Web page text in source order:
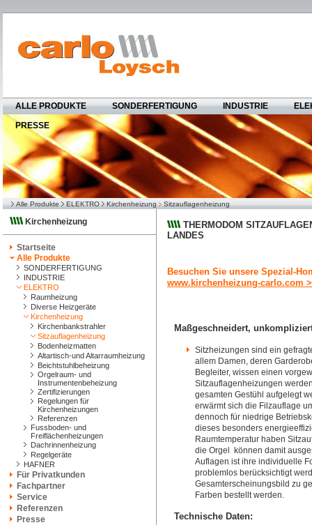
ALLE PRODUKTE SONDERFERTIGUNG INDUSTRIE
PRESSE
Alle Produkte ELEKTRO Kirchenheizung Sitzauflagenheizung
Kirchenheizung
Startseite
Alle Produkte
SONDERFERTIGUNG
INDUSTRIE
ELEKTRO
Raumheizung
Diverse Heizgeräte
Kirchenheizung
Kirchenbankstrahler
Sitzauflagenheizung
Bodenheizmatten
Altartisch-und Altarraumheizung
Beichtstuhlbeheizung
Orgelraum- und
Instrumentenbeheizung
Zertifizierungen
Regelungen für
Kirchenheizungen
Referenzen
Fussboden- und
Freiflächenheizungen
Dachrinnenheizung
Regelgeräte
HAFNER
Für Privatkunden
Fachpartner
Service
Referenzen
Presse
THERMODOM
LANDES
Besuchen Sie unsere Spezial-
www.kirchenheizung-carlo.com
Maßgeschneidert,
Sitzheizungen sind ein
allem Damen, deren
Begleiter, wissen einen
Sitzauflagenheizungen
gesamten Gestühl aufgelegt
erwärmt sich die Filzauflage
dennoch für niedrige
dieses besonders
Raumtemperatur haben
die Orgel können damit
Auflagen ist ihre individuelle
problemlos berücksichtigt
Gesamterscheinungsbild zu
Farben bestellt werden.
Technische Daten: